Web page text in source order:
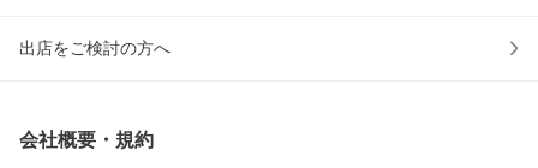
出店をご検討の方へ
会社概要・規約